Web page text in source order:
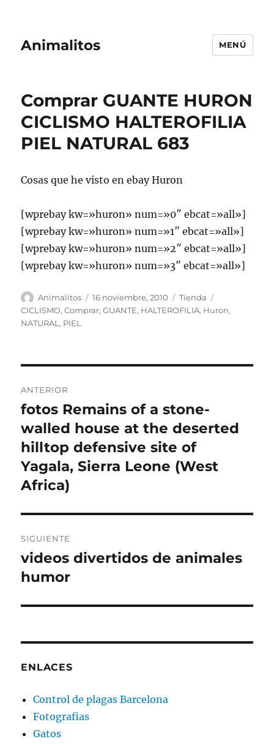
Animalitos MENÚ
Comprar GUANTE HURON
CICLISMO HALTEROFILIA
PIEL NATURAL 683
Cosas que he visto en ebay Huron
[wprebay kw=»huron» num=»0″ ebcat=»all»]
[wprebay kw=»huron» num=»1″ ebcat=»all»]
[wprebay kw=»huron» num=»2″ ebcat=»all»]
[wprebay kw=»huron» num=»3″ ebcat=»all»]
Autor
Animalitos
Publicado
el
16 noviembre, 2010 Categorías
Tienda
CICLISMO,Comprar,GUANTE, HALTEROFILIA, Huron,
NATURAL , PIEL
de
entradas
ANTERIOR
Entrada
anterior:
fotos Remains of a stone-
walled house at the deserted
hilltop defensive site of
Yagala, Sierra Leone (West
Africa)
SIGUIENTE
Entrada
siguiente:
videos divertidos de animales
humor
ENLACES
Control de plagas Barcelona
Fotografias
Gatos